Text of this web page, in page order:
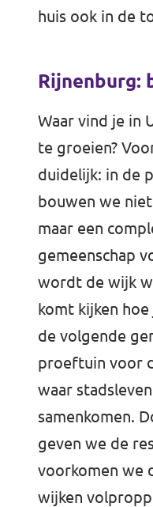
huis ook in de
Rijnenburg:
Waar vind je in
te groeien?
duidelijk: in de
bouwen we
maar een
gemeenschap
wordt de wijk
komt kijken
de volgende
proeftuin voor
waar
samenkomen.
geven we de
voorkomen we
wijken